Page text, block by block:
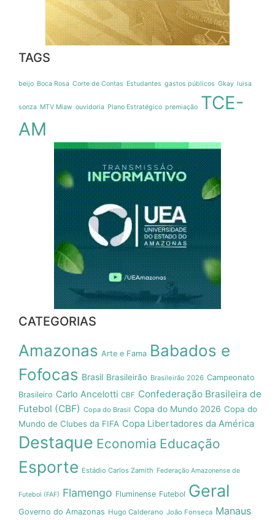
TAGS
beijo Boca Rosa Corte de Contas Estudantes gastos públicos Gkay luisa
sonza MTV Miaw ouvidoria Plano Estratégico premiação TCE-
AM
CATEGORIAS
Amazonas Arte e Fama Babados e
Fofocas Brasil Brasileirão Brasileirão 2026 Campeonato
Brasileiro Carlo Ancelotti CBF Confederação Brasileira de
Futebol (CBF) Copa do Brasil Copa do Mundo 2026 Copa do
Mundo de Clubes da FIFA Copa Libertadores da América
Destaque Economia Educação
Esporte Estádio Carlos Zamith Federação Amazonense de
Futebol (FAF) Flamengo Fluminense Futebol Geral
Governo do Amazonas Hugo Calderano João Fonseca Manaus